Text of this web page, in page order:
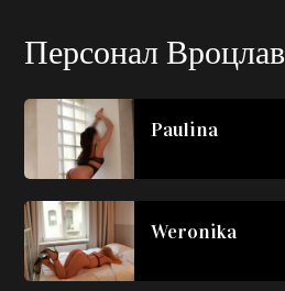
Персонал Вроцлав
Paulina
Weronika